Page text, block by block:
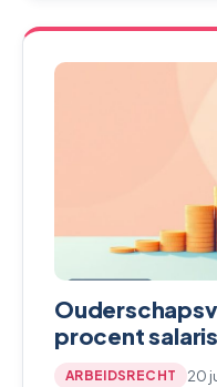
procent
ARBEIDSRECHT 20